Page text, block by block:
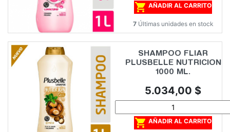
 AÑADIR AL CARRITO
7 Últimas unidades en stock
SHAMPOO FLIAR
PLUSBELLE NUTRICION
1000 ML.
Precio
5.034,00 $
 AÑADIR AL CARRITO